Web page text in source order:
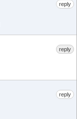
reply
reply
reply